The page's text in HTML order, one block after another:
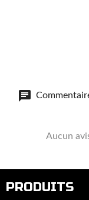
Aucun
PRODUITS